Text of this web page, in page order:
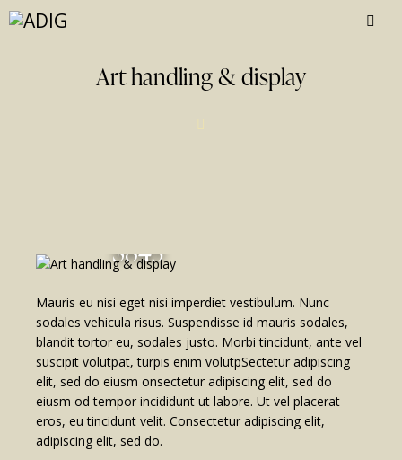
Art handling & display
$845
Mauris eu nisi eget nisi imperdiet vestibulum. Nunc
sodales vehicula risus. Suspendisse id mauris sodales,
blandit tortor eu, sodales justo. Morbi tincidunt, ante vel
suscipit volutpat, turpis enim volutpSectetur adipiscing
elit, sed do eiusm onsectetur adipiscing elit, sed do
eiusm od tempor incididunt ut labore. Ut vel placerat
eros, eu tincidunt velit. Consectetur adipiscing elit,
adipiscing elit, sed do.